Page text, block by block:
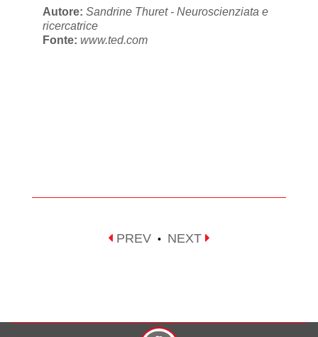
Autore: Sandrine Thuret - Neuroscienziata e
ricercatrice
Fonte: www.ted.com
PREV • NEXT